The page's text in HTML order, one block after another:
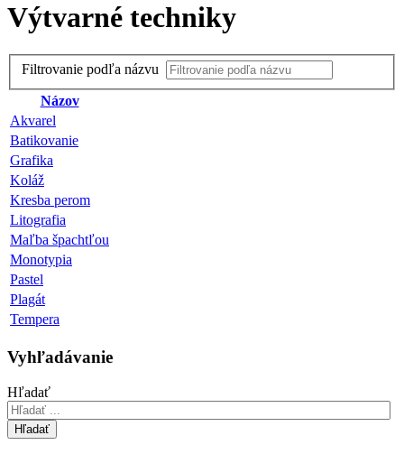
Výtvarné techniky
Filtrovanie podľa názvu
Názov
Akvarel
Batikovanie
Grafika
Koláž
Kresba perom
Litografia
Maľba špachtľou
Monotypia
Pastel
Plagát
Tempera
Vyhľadávanie
Hľadať
Hľadať